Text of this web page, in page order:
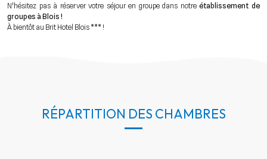
N'hésitez pas à réserver votre séjour en groupe dans notreétablissement de
groupes à Blois !
À bientôt au Brit Hotel Blois *** !
RÉPARTITION DES CHAMBRES